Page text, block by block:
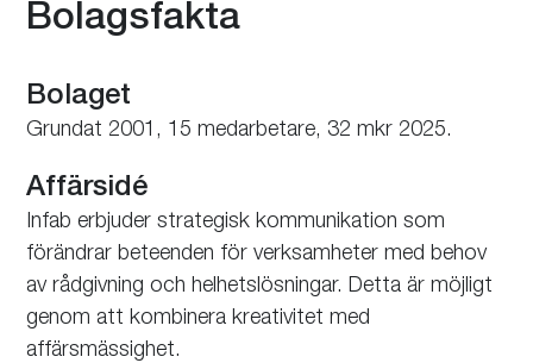
Bolagsfakta
Bolaget
Grundat 2001, 15 medarbetare, 32 mkr 2025.
Affärsidé
Infab erbjuder strategisk kommunikation som
förändrar beteenden för verksamheter med behov
av rådgivning och helhets­lösningar. Detta är möjligt
genom att kombinera kreativitet med
affärsmässighet.